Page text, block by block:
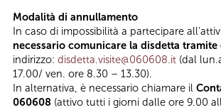
Modalità di annullamento
In caso di impossibilità a partecipare
necessario comunicare la disdetta tramite
indirizzo: disdetta.visite@060608.it (dal
17.00/ ven. ore 8.30 – 13.30).
In alternativa, è necessario chiamare il
060608 (attivo tutti i giorni dalle ore 9.00